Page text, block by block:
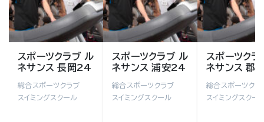
スポーツクラブ ル
ネサンス 長岡24
総合スポーツクラブ
スイミングスクール
スポーツクラブ ル
ネサンス 浦安24
総合スポーツクラブ
スイミングスクール
スポーツクラ
ネサンス 郡
総合スポーツクラ
スイミングスクー